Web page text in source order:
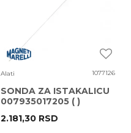
Alati 1077126
SONDA ZA ISTAKALICU
007935017205 ( )
2.181,30 RSD